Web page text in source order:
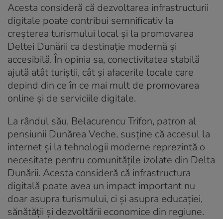
Acesta consideră că dezvoltarea infrastructurii
digitale poate contribui semnificativ la
creșterea turismului local și la promovarea
Deltei Dunării ca destinație modernă și
accesibilă. În opinia sa, conectivitatea stabilă
ajută atât turiștii, cât și afacerile locale care
depind din ce în ce mai mult de promovarea
online și de serviciile digitale.
La rândul său, Belacurencu Trifon, patron al
pensiunii Dunărea Veche, susține că accesul la
internet și la tehnologii moderne reprezintă o
necesitate pentru comunitățile izolate din Delta
Dunării. Acesta consideră că infrastructura
digitală poate avea un impact important nu
doar asupra turismului, ci și asupra educației,
sănătății și dezvoltării economice din regiune.